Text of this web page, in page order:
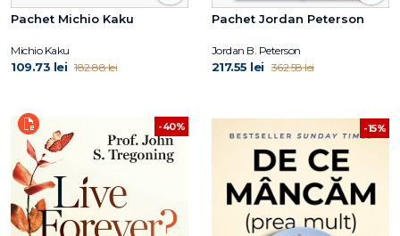
Pachet Michio Kaku
Michio Kaku
109.73 lei 182.88 lei
Pachet Jordan Peterson
Jordan B. Peterson
217.55 lei 362.58 lei
-40% -15%